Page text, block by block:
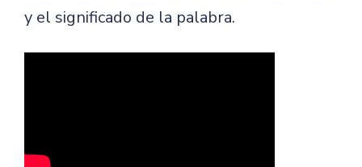
y el significado de la palabra.